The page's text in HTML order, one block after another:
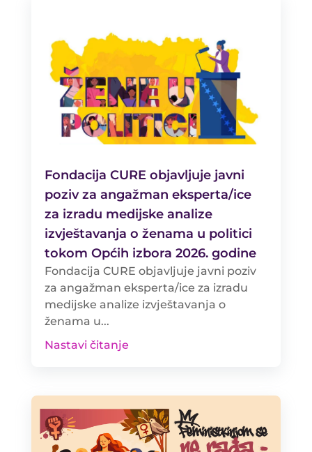
Fondacija CURE objavljuje javni
poziv za angažman eksperta/ice
za izradu medijske analize
izvještavanja o ženama u politici
tokom Općih izbora 2026. godine
Fondacija CURE objavljuje javni poziv
za angažman eksperta/ice za izradu
medijske analize izvještavanja o
ženama u...
Nastavi čitanje